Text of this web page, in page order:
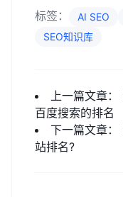
标签： AI SEO
SEO知识库
上一篇文章：
百度搜索的排名
下一篇文章：
站排名?